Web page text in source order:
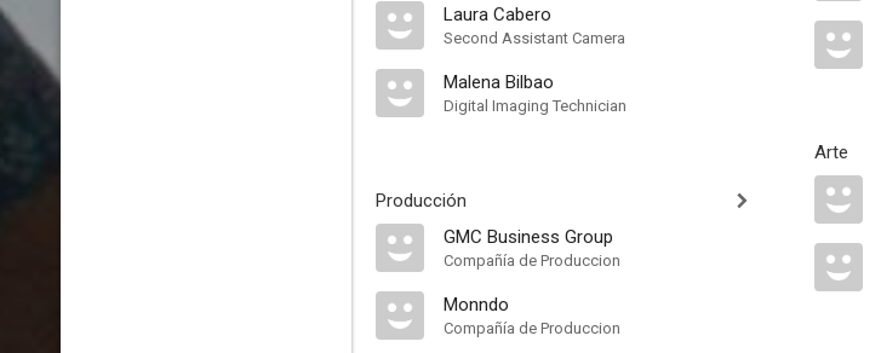
Laura Cabero
Second Assistant Camera
Malena Bilbao
Digital Imaging Technician
Producción
GMC Business Group
Compañía de Produccion
Monndo
Compañía de Produccion
Arte